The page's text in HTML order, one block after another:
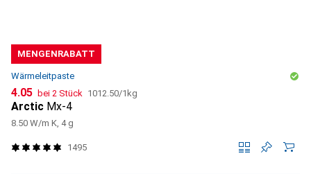
MENGENRABATT
Wärmeleitpaste
CHF
4.05 bei 2 Stück CHF
1012.50/1kg
Arctic Mx-4
8.50 W/m K, 4 g
1495